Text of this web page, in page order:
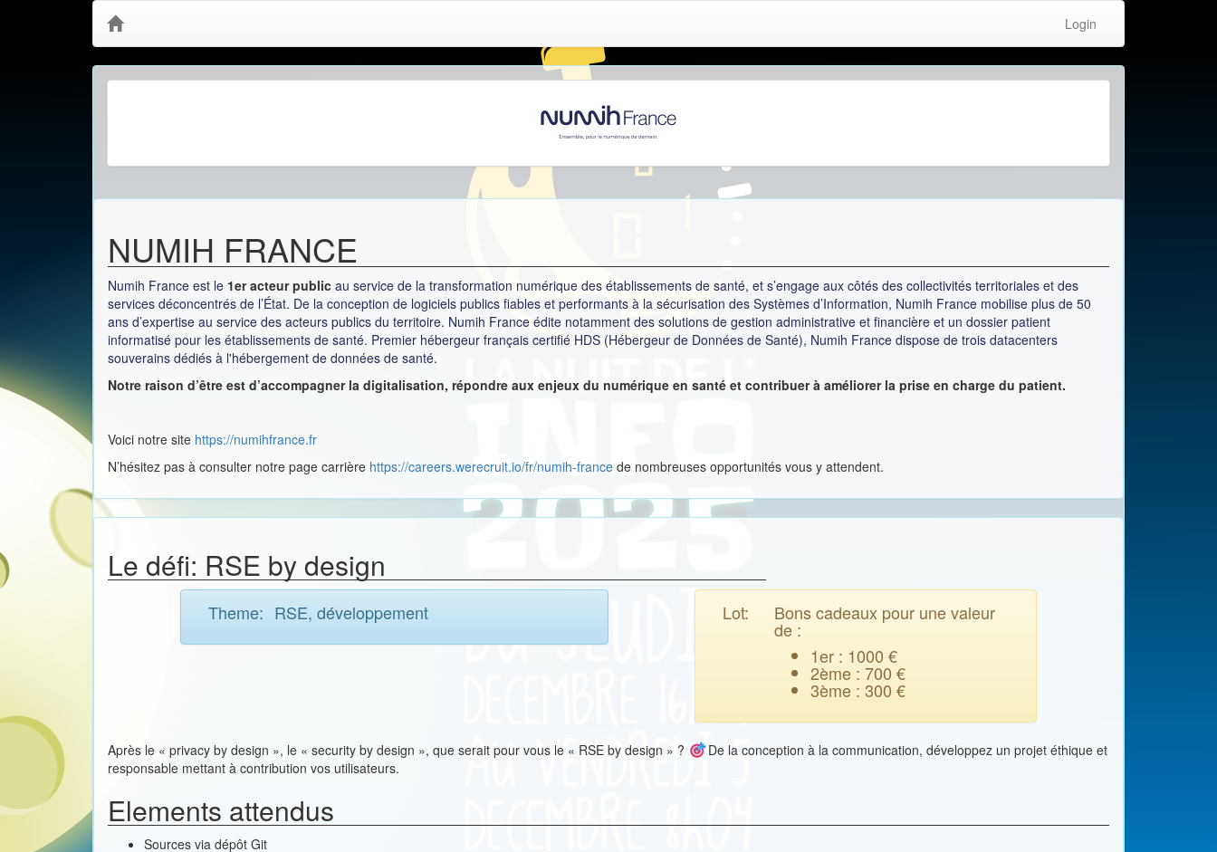
Login
NUMIH FRANCE
Numih France est le 1eracteur public au service de la transformation numérique des établissements de santé, et s’engage aux côtés des collectivités territoriales et des
services déconcentrés de l’État. De la conception de logiciels publics fiables et performants à la sécurisation des Systèmes d’Information, Numih France mobilise plus de 50
ans d’expertise au service des acteurs publics du territoire. Numih France édite notamment des solutions de gestion administrative et financière et un dossier patient
informatisé pour les établissements de santé. Premier hébergeur français certifié HDS (Hébergeur de Données de Santé), Numih France dispose de trois datacenters
souverains dédiés à l'hébergement de données de santé.
Notre raison d’être est d’accompagner la digitalisation, répondre aux enjeux du numérique en santé et contribuer à améliorer la prise en charge du patient.
Voici notre site https://numihfrance.fr
N’hésitez pas à consulter notre page carrière https://careers.werecruit.io/fr/numih-france de nombreuses opportunités vous y attendent.
Le défi: RSE by design
Theme: RSE, développement Lot: Bons cadeaux pour une valeur
de :
1er : 1000 €
2ème : 700 €
3ème : 300 €
Après le « privacy by design », le « security by design », que serait pour vous le « RSE by design » ?
​De la conception à la communication, développez un projet éthique et
responsable mettant à contribution vos utilisateurs.
Elements attendus
Sources via dépôt Git